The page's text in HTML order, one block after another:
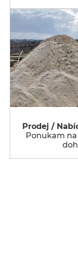
Prodej /
Ponukam